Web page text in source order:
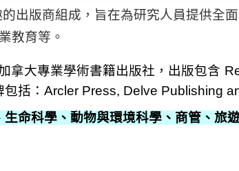
出版商組成，旨在為研究人員提供全
教育等。
拿大專業學術書籍出版社，出版包含
括：Arcler Press, Delve Publishing
命科學、動物與環境科學、商管、旅